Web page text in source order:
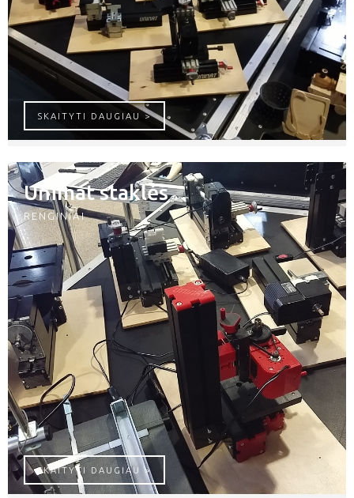
SKAITYTI DAUGIAU >COOL TOOL UNIMAT
Unimat staklės
RENGINIAI
SKAITYTI DAUGIAU >UNIMAT STAKLĖS